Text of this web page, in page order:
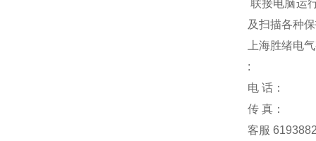
联接电脑运
及扫描各种
上海胜绪电
:
电 话：
传 真：
客服